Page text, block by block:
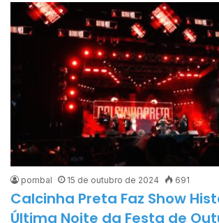
pombal 15 de outubro de 2024 691
Calcinha Preta Faz Show
Última Noite da Festa de